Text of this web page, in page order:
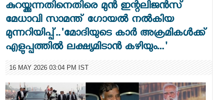
കുറയ്ക്കുന്നതിനെതിരെ മുൻ ഇന്റലിജൻസ്
മേധാവി സാമന്ത് ഗോയൽ നൽകിയ
മുന്നറിയിപ്പ്..'മോദിയുടെ കാർ അക്രമികൾക്ക്
എളുപ്പത്തിൽ ലക്ഷ്യമിടാൻ കഴിയും...'
16 MAY 2026 03:04 PM IST